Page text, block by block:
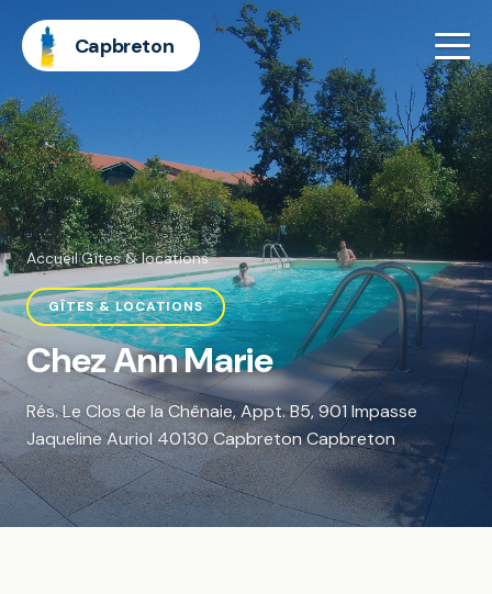
Capbreton
Accueil·Gîtes & locations
GÎTES & LOCATIONS
Chez Ann Marie
Rés. Le Clos de la Chênaie, Appt. B5, 901 Impasse
Jaqueline Auriol 40130 Capbreton Capbreton